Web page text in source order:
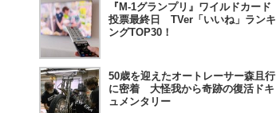
『M-1グランプリ』ワイルドカード
投票最終日 TVer「いいね」ランキ
ングTOP30！
50歳を迎えたオートレーサー森且行
に密着 大怪我から奇跡の復活ドキ
ュメンタリー